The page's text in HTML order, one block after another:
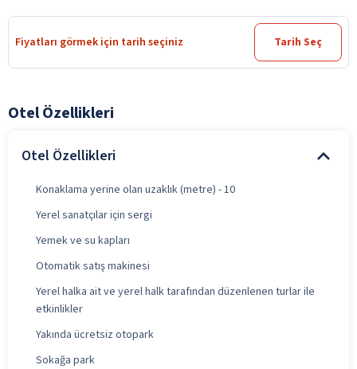
Fiyatları görmek için tarih seçiniz Tarih Seç
Otel Özellikleri
Otel Özellikleri
Konaklama yerine olan uzaklık (metre) - 10
Yerel sanatçılar için sergi
Yemek ve su kapları
Otomatik satış makinesi
Yerel halka ait ve yerel halk tarafından düzenlenen turlar ile
etkinlikler
Yakında ücretsiz otopark
Sokağa park